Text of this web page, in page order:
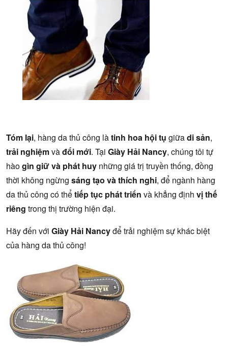
Tóm lại, hàng da thủ công làtinh hoa hội tụ giữadi sản,
trải nghiệmvàđổi mới. Tại Giày Hải Nancy, chúng tôi tự
hàogìn giữ và phát huy những giá trị truyền thống, đồng
thời không ngừng sáng tạo và thích nghi, để ngành hàng
da thủ công có thểtiếp tục phát triển và khẳng định vị thế
riêng trong thị trường hiện đại.
Hãy đến với Giày Hải Nancyđể trải nghiệm sự khác biệt
của hàng da thủ công!